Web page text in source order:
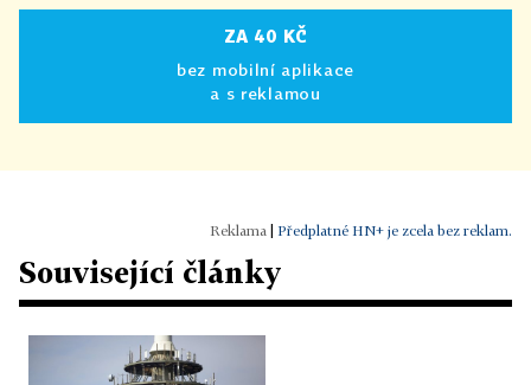
ZA 40 KČ
bez mobilní aplikace
a s reklamou
Předplatné HN+ je zcela bez reklam.
Související články